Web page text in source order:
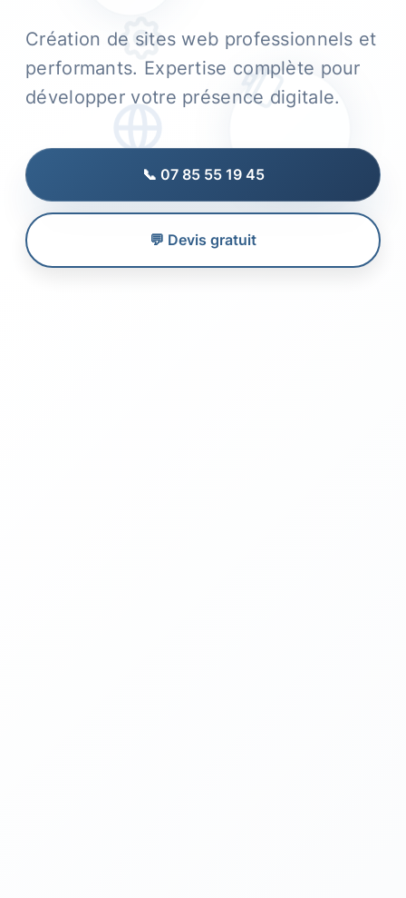
Création de sites web professionnels et
performants. Expertise complète pour
développer votre présence digitale.
📞 07 85 55 19 45
💬 Devis gratuit